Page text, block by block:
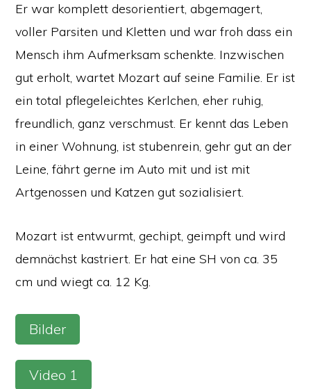
Er war komplett desorientiert, abgemagert,
voller Parsiten und Kletten und war froh dass ein
Mensch ihm Aufmerksam schenkte. Inzwischen
gut erholt, wartet Mozart auf seine Familie. Er ist
ein total pflegeleichtes Kerlchen, eher ruhig,
freundlich, ganz verschmust. Er kennt das Leben
in einer Wohnung, ist stubenrein, gehr gut an der
Leine, fährt gerne im Auto mit und ist mit
Artgenossen und Katzen gut sozialisiert.
Mozart ist entwurmt, gechipt, geimpft und wird
demnächst kastriert. Er hat eine SH von ca. 35
cm und wiegt ca. 12 Kg.
Bilder
Video 1